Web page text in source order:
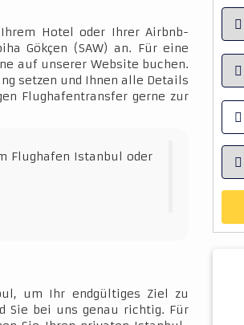
Hotel oder Ihrer Airbnb-
Gökçen (SAW) an. Für eine
auf unserer Website buchen.
setzen und Ihnen alle Details
Flughafentransfer gerne zur
Flughafen Istanbul oder
um Ihr endgültiges Ziel zu
Sie bei uns genau richtig. Für